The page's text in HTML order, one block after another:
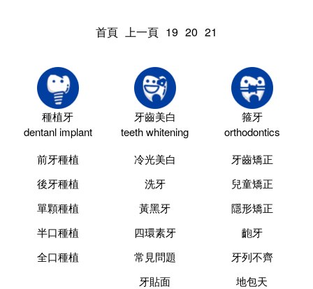
首頁 上一頁 19 20 21
種植牙
dentanl implant
前牙種植
後牙種植
單顆種植
半口種植
全口種植
牙齒美白
teeth whitening
冷光美白
洗牙
黃黑牙
四環素牙
常見問題
牙貼面
箍牙
orthodontics
牙齒矯正
兒童矯正
隱形矯正
齙牙
牙列不齊
地包天